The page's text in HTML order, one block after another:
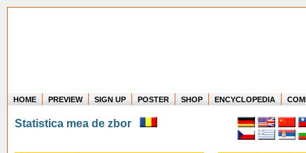
Where in the world have you flown?
How long have you been in the air?
Create your own FlightMemory and see!
HOME PREVIEW SIGN UP POSTER SHOP ENCYCLOPEDIA
Statistica mea de zbor